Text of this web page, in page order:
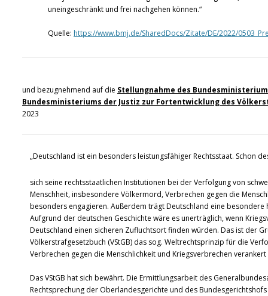
uneingeschränkt und frei nachgehen können.“
Quelle: https://www.bmj.de/SharedDocs/Zitate/DE/2022/
und bezugnehmend auf die Stellungnahme des
Bundesministeriums der Justiz zur Fortentwicklung des
2023
„Deutschland ist ein besonders leistungsfähiger Rechtsstaat. Schon
sich seine rechtsstaatlichen Institutionen bei der Verfolgung von
Menschheit, insbesondere Völkermord, Verbrechen gegen die
besonders engagieren. Außerdem trägt Deutschland eine besondere
Aufgrund der deutschen Geschichte wäre es unerträglich, wenn
Deutschland einen sicheren Zufluchtsort finden würden. Das ist der
Völkerstrafgesetzbuch (VStGB) das sog. Weltrechtsprinzip für die
Verbrechen gegen die Menschlichkeit und Kriegsverbrechen
Das VStGB hat sich bewährt. Die Ermittlungsarbeit des
Rechtsprechung der Oberlandesgerichte und des